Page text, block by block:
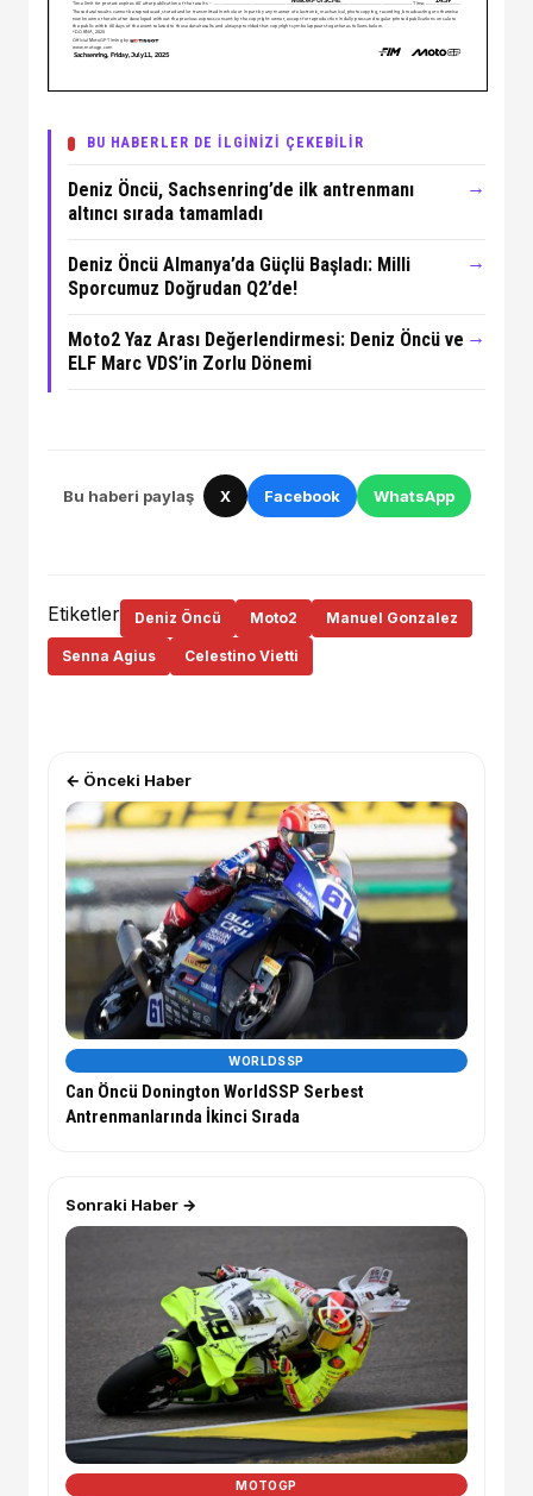
BU HABERLER DE İLGİNİZİ ÇEKEBİLİR
Deniz Öncü, Sachsenring’de ilk antrenmanı
altıncı sırada tamamladı
→
Deniz Öncü Almanya’da Güçlü Başladı: Milli
Sporcumuz Doğrudan Q2’de!
→
Moto2 Yaz Arası Değerlendirmesi: Deniz Öncü ve
ELF Marc VDS’in Zorlu Dönemi
→
Bu haberi paylaş X Facebook WhatsApp
Etiketler Deniz Öncü Moto2 Manuel Gonzalez
Senna Agius Celestino Vietti
← Önceki Haber
WORLDSSP
Can Öncü Donington WorldSSP Serbest
Antrenmanlarında İkinci Sırada
Sonraki Haber →
MOTOGP